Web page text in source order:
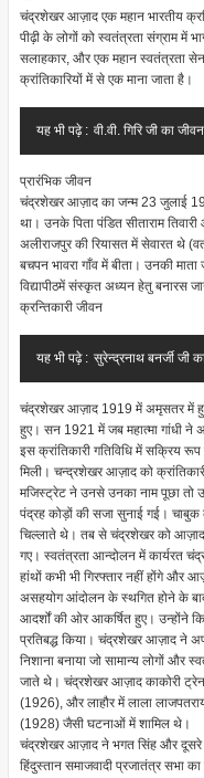
चंद्रशेखर आज़ाद एक महान भारतीय
पीढ़ी के लोगों को स्वतंत्रता संग्राम
सलाहकार, और एक महान स्वतंत्रता
क्रांतिकारियों में से एक माना जाता है।
यह भी पढ़े : वी.वी. गिरि जी का
प्रारंभिक जीवन
चंद्रशेखर आज़ाद का जन्म 23 जुलाई
था। उनके पिता पंडित सीताराम
अलीराजपुर की रियासत में सेवारत थे
बचपन भावरा गाँव में बीता। उनकी
विद्यापीठमें संस्कृत अध्यन हेतु बनारस
क्रन्तिकारी जीवन
यह भी पढ़े : सुरेन्द्रनाथ बनर्जी जी
चंद्रशेखर आज़ाद 1919 में अमृसतर में
हुए। सन 1921 में जब महात्मा गांधी
इस क्रांतिकारी गतिविधि में सक्रिय
मिली। चन्द्रशेखर आज़ाद को
मजिस्ट्रेट ने उनसे उनका नाम पूछा तो
पंद्रह कोड़ों की सजा सुनाई गई। चाबुक
चिल्लाते थे। तब से चंद्रशेखर को आज़ाद
गए। स्वतंत्रता आन्दोलन में कार्यरत
हांथों कभी भी गिरफ्तार नहीं होंगे और
असहयोग आंदोलन के स्थगित होने के
आदर्शों की ओर आकर्षित हुए। उन्होंने
प्रतिबद्ध किया। चंद्रशेखर आज़ाद ने
निशाना बनाया जो सामान्य लोगों और
जाते थे। चंद्रशेखर आज़ाद काकोरी
(1926), और लाहौर में लाला
(1928) जैसी घटनाओं में शामिल थे।
चंद्रशेखर आज़ाद ने भगत सिंह और
हिंदुस्तान समाजवादी प्रजातंत्र सभा